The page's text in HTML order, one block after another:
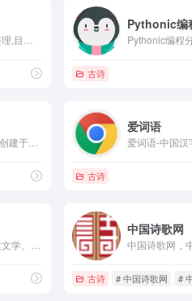
Pythonic编
Pythonic编程
古诗
爱词语
爱词语-中国
古诗
中国诗歌网
古诗 # 中国诗歌网 #